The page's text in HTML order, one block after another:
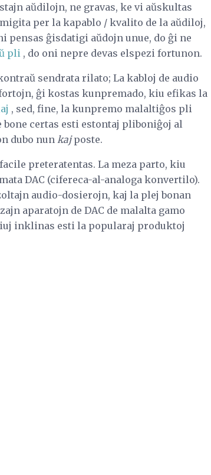
aŭdilojn, ne gravas, ke vi aŭskultas
per la kapablo / kvalito de la aŭdiloj,
ĝisdatigi aŭdojn unue, do ĝi ne
pli , do oni nepre devas elspezi fortunon.
sendrata rilato; La kabloj de audio
ĝi kostas kunpremado, kiu efikas la
, sed, fine, la kunpremo malaltiĝos pli
certas esti estontaj pliboniĝoj al
dubo nun kajposte.
preteratentas. La meza parto, kiu
DAC (cifereca-al-analoga konvertilo).
audio-dosierojn, kaj la plej bonan
aparatojn de DAC de malalta gamo
inklinas esti la popularaj produktoj